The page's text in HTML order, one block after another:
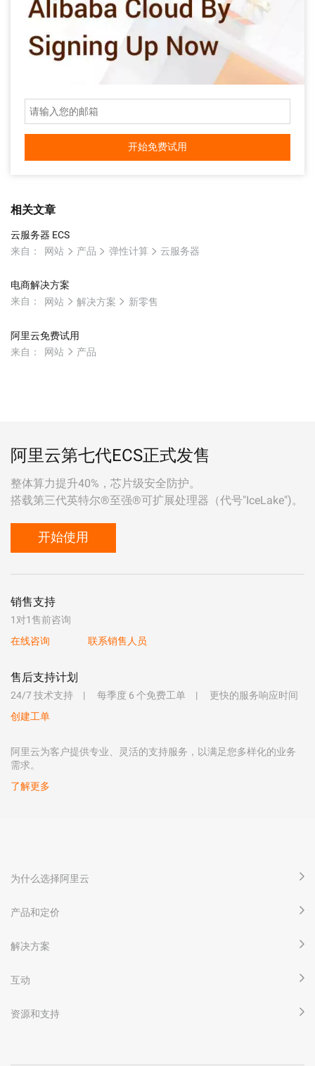
开始免费试用
相关文章
云服务器 ECS
来自：
网站 产品 弹性计算 云服务器
电商解决方案
来自：
网站 解决方案 新零售
阿里云免费试用
来自：
网站 产品
阿里云第七代ECS正式发售
整体算力提升40%，芯片级安全防护。
搭载第三代英特尔®至强®可扩展处理器（代号"IceLake")。
开始使用
销售支持
1对1售前咨询
在线咨询
联系销售人员
售后支持计划
24/7 技术支持 每季度 6 个免费工单
更快的服务响应时间
创建工单
阿里云为客户提供专业、灵活的支持服务，以满足您多样化的业务
需求。
了解更多
为什么选择阿里云
产品和定价
解决方案
互动
资源和支持